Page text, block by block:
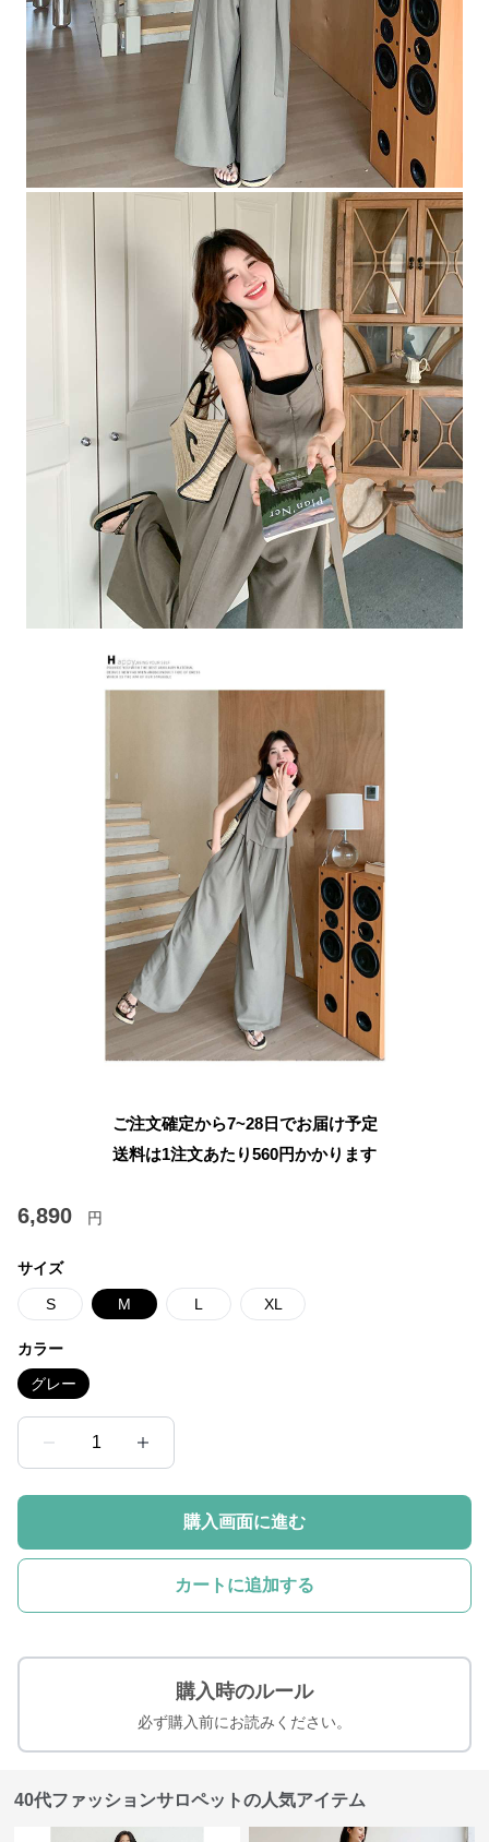
ご注文確定から7~28日でお届け予定
送料は1注文あたり560円かかります
6,890 円
サイズ
S M L XL
カラー
グレー
1
購入画面に進む
カートに追加する
購入時のルール
必ず購入前にお読みください。
40代ファッションサロペットの人気アイテム